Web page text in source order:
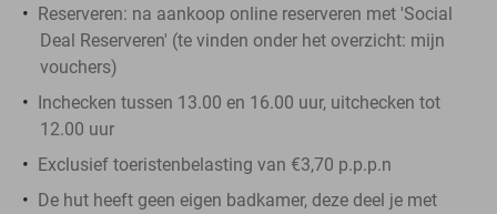
Reserveren: na aankoop online reserveren met 'Social
Deal Reserveren' (te vinden onder het overzicht: mijn
vouchers)
Inchecken tussen 13.00 en 16.00 uur, uitchecken tot
12.00 uur
Exclusief toeristenbelasting van €3,70 p.p.p.n
De hut heeft geen eigen badkamer, deze deel je met